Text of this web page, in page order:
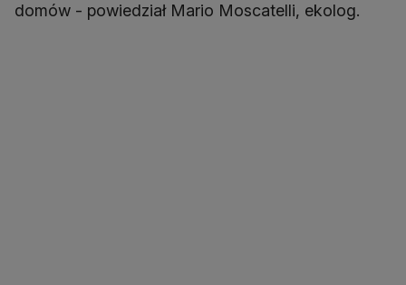
domów - powiedział Mario Moscatelli, ekolog.